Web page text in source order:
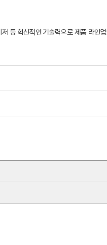
등 혁신적인 기술력으로 제품 라인